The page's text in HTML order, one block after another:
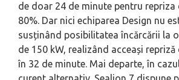
de doar 24 de minute pentru repriza
80%. Dar nici echiparea Design nu
susținând posibilitatea încărcării la
de 150 kW, realizând acceași repriză
în 32 de minute. Mai departe, în